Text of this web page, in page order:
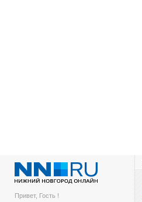
Привет, Гость !